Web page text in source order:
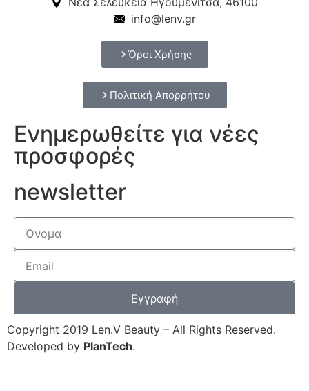
info@lenv.gr
Όροι Χρήσης
Πολιτική Απορρήτου
Ενημερωθείτε για νέες
προσφορές
newsletter
Εγγραφή
Copyright 2019 Len.V Beauty – All Rights Reserved.
Developed by PlanTech.